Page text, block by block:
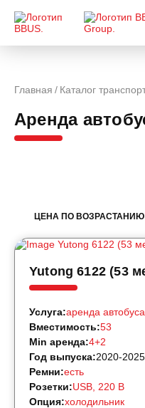
Главная Каталог
Аренда
ЦЕНА ПО ВОЗРАСТАНИЮ
Yutong 6122 (53
Услуга:аренда автобуса
Вместимость:53
Min аренда:4+2
Год выпуска:2020-2025
Ремни:есть
Розетки:USB, 220 B
Опция:холодильник